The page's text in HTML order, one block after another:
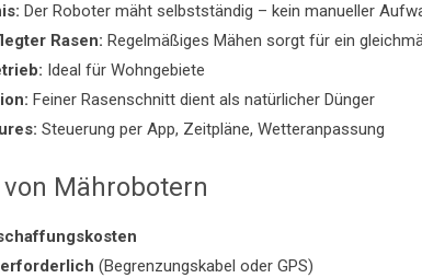
Der Roboter mäht selbstständig – kein manueller
Rasen: Regelmäßiges Mähen sorgt für ein
Ideal für Wohngebiete
Feiner Rasenschnitt dient als natürlicher Dünger
Steuerung per App, Zeitpläne, Wetteranpassung
Mährobotern
(Begrenzungskabel oder GPS)